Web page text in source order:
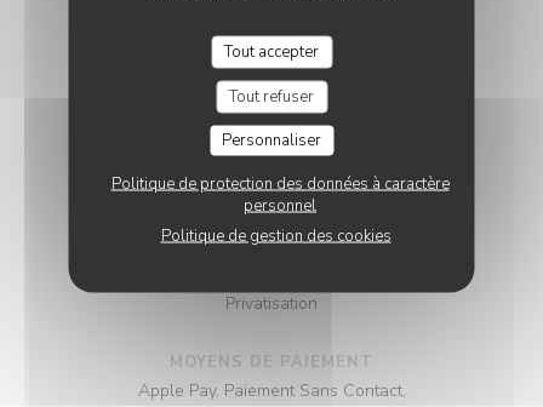
Tout accepter
Tout refuser
Personnaliser
Politique de protection des données à caractère
personnel
Politique de gestion des cookies
INFOS PRATIQUES
CUISINE
Traditionnel, Fait maison, Produits frais
TYPE DE RESTAURANT
Bistrot
Privatisation
MOYENS DE PAIEMENT
Apple Pay, Paiement Sans Contact,